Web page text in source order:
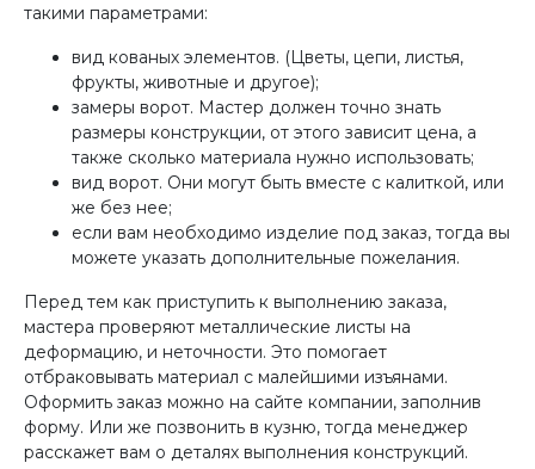
такими параметрами:
вид кованых элементов. (Цветы, цепи, листья,
фрукты, животные и другое);
замеры ворот. Мастер должен точно знать
размеры конструкции, от этого зависит цена, а
также сколько материала нужно использовать;
вид ворот. Они могут быть вместе с калиткой, или
же без нее;
если вам необходимо изделие под заказ, тогда вы
можете указать дополнительные пожелания.
Перед тем как приступить к выполнению заказа,
мастера проверяют металлические листы на
деформацию, и неточности. Это помогает
отбраковывать материал с малейшими изъянами.
Оформить заказ можно на сайте компании, заполнив
форму. Или же позвонить в кузню, тогда менеджер
расскажет вам о деталях выполнения конструкций.